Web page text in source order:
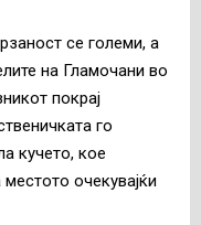
се големи, а
на Гламочани во
покрај
го
кучето, кое
очекувајќи